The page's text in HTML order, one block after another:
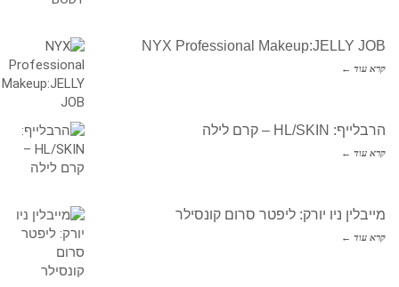
NYX Professional Makeup:JELLY JOB
קרא עוד ←
הרבלייף: HL/SKIN – קרם לילה
קרא עוד ←
מייבלין ניו יורק: ליפטר סרום קונסילר
קרא עוד ←